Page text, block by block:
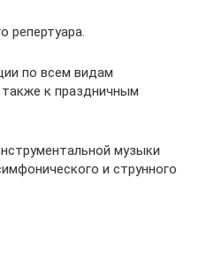
репертуара.
по всем видам
к праздничным
музыки
и струнного